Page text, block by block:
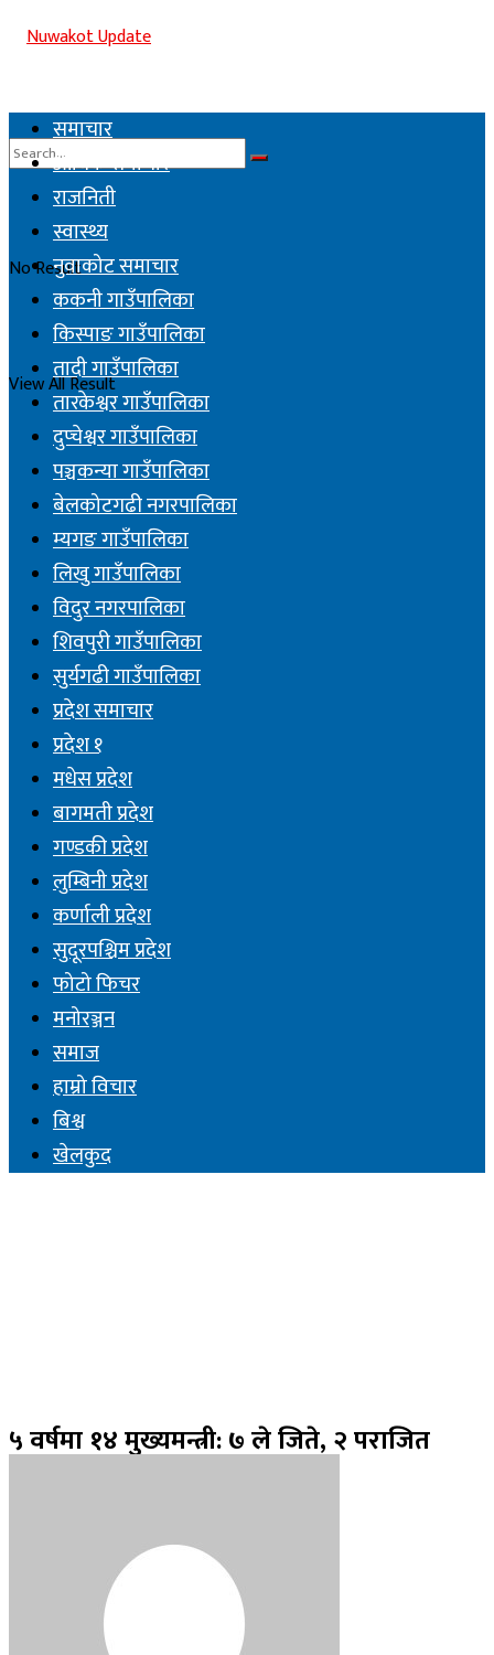
No Result
View All Result
समाचार
आर्थिक समाचार
राजनिती
स्वास्थ्य
नुवाकोट समाचार
ककनी गाउँपालिका
किस्पाङ गाउँपालिका
तादी गाउँपालिका
तारकेश्वर गाउँपालिका
दुप्चेश्वर गाउँपालिका
पञ्चकन्या गाउँपालिका
बेलकोटगढी नगरपालिका
म्यगङ गाउँपालिका
लिखु गाउँपालिका
विदुर नगरपालिका
शिवपुरी गाउँपालिका
सुर्यगढी गाउँपालिका
प्रदेश समाचार
प्रदेश १
मधेस प्रदेश
बागमती प्रदेश
गण्डकी प्रदेश
लुम्बिनी प्रदेश
कर्णाली प्रदेश
सुदूरपश्चिम प्रदेश
फोटो फिचर
मनोरञ्जन
समाज
हाम्रो विचार
बिश्व
खेलकुद
५ वर्षमा १४ मुख्यमन्त्री: ७ ले जिते, २ पराजित